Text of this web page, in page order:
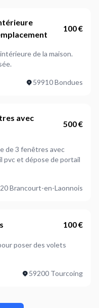
100 €
de la maison.
59910 Bondues
avec
500 €
Brancourt-en-Laonnois
100 €
poser des volets
59200 Tourcoing